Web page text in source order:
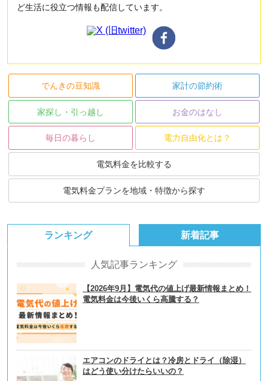
ど生活に役立つ情報も配信しています。
でんきの豆知識 家計の節約術
家探し・引っ越し お金のはなし
毎日の暮らし 電力自由化とは？
電気料金を比較する
電気料金プランを地域・特徴から探す
ランキング
人気記事ランキング
【2026年9月】電気代の値上げ最新情報まとめ！
電気料金は今後いくら高騰する？
エアコンのドライとは？冷房とドライ（除湿）
はどう使い分けたらいいの？
新着記事